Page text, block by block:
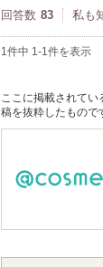
回答数 83 私も
1件中 1-1件を表示
ここに掲載されてい
稿を抜粋したもので